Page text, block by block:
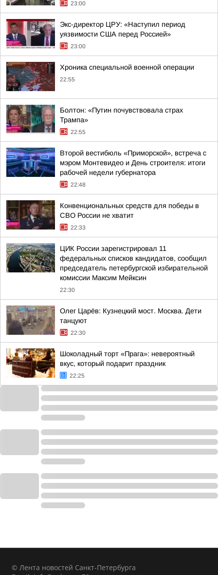
23:00
Экс-директор ЦРУ: «Наступил период
уязвимости США перед Россией»
23:00
Хроника специальной военной операции
22:55
Болтон: «Путин почувствовала страх
Трампа»
22:55
Второй вестибюль «Приморской», встреча с
мэром Монтевидео и День строителя: итоги
рабочей недели губернатора
22:48
Конвенциональных средств для победы в
СВО России не хватит
22:33
ЦИК России зарегистрировал 11
федеральных списков кандидатов, сообщил
председатель петербургской избирательной
комиссии Максим Мейксин
22:30
Олег Царёв: Кузнецкий мост. Москва. Дети
танцуют
22:30
Шоколадный торт «Прага»: невероятный
вкус, который подарит праздник
22:25
© Лента новостей Санкт-Петербурга